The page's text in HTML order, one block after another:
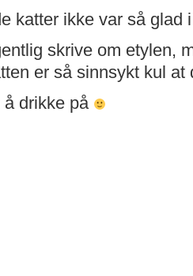
–
KUL
KATT!
katter ikke var så glad
skrive om etylen,
er så sinnsykt kul at
å drikke på